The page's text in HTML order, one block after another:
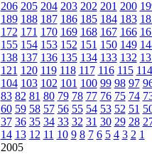
206 205 204 203 202 201 200
189 188 187 186 185 184 183
172 171 170 169 168 167 166
155 154 153 152 151 150 149
138 137 136 135 134 133 132
121 120 119 118 117 116 115 114
104 103 102 101 100 99 98 97
83 82 81 80 79 78 77 76 75 74
60 59 58 57 56 55 54 53 52 51
37 36 35 34 33 32 31 30 29 28
14 13 12 11 10 9 8 7 6 5 4 3 2 1
2005